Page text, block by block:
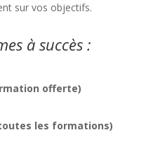
sur vos objectifs.
à succès :
offerte)
les formations)